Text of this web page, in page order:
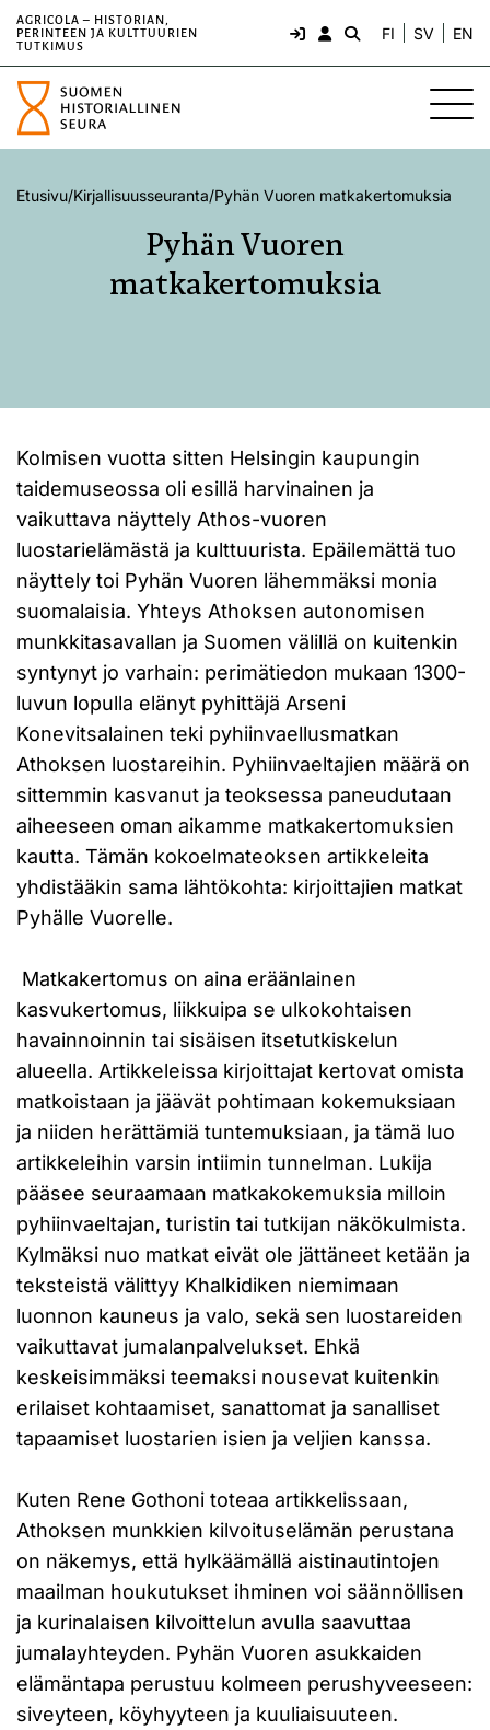
AGRICOLA – HISTORIAN,
PERINTEEN JA KULTTUURIEN
TUTKIMUS
FI SV EN
Etusivu/Kirjallisuusseuranta/Pyhän Vuoren matkakertomuksia
Pyhän Vuoren
matkakertomuksia
Kolmisen vuotta sitten Helsingin kaupungin
taidemuseossa oli esillä harvinainen ja
vaikuttava näyttely Athos-vuoren
luostarielämästä ja kulttuurista. Epäilemättä tuo
näyttely toi Pyhän Vuoren lähemmäksi monia
suomalaisia. Yhteys Athoksen autonomisen
munkkitasavallan ja Suomen välillä on kuitenkin
syntynyt jo varhain: perimätiedon mukaan 1300-
luvun lopulla elänyt pyhittäjä Arseni
Konevitsalainen teki pyhiinvaellusmatkan
Athoksen luostareihin. Pyhiinvaeltajien määrä on
sittemmin kasvanut ja teoksessa paneudutaan
aiheeseen oman aikamme matkakertomuksien
kautta. Tämän kokoelmateoksen artikkeleita
yhdistääkin sama lähtökohta: kirjoittajien matkat
Pyhälle Vuorelle.
Matkakertomus on aina eräänlainen
kasvukertomus, liikkuipa se ulkokohtaisen
havainnoinnin tai sisäisen itsetutkiskelun
alueella. Artikkeleissa kirjoittajat kertovat omista
matkoistaan ja jäävät pohtimaan kokemuksiaan
ja niiden herättämiä tuntemuksiaan, ja tämä luo
artikkeleihin varsin intiimin tunnelman. Lukija
pääsee seuraamaan matkakokemuksia milloin
pyhiinvaeltajan, turistin tai tutkijan näkökulmista.
Kylmäksi nuo matkat eivät ole jättäneet ketään ja
teksteistä välittyy Khalkidiken niemimaan
luonnon kauneus ja valo, sekä sen luostareiden
vaikuttavat jumalanpalvelukset. Ehkä
keskeisimmäksi teemaksi nousevat kuitenkin
erilaiset kohtaamiset, sanattomat ja sanalliset
tapaamiset luostarien isien ja veljien kanssa.
Kuten Rene Gothoni toteaa artikkelissaan,
Athoksen munkkien kilvoituselämän perustana
on näkemys, että hylkäämällä aistinautintojen
maailman houkutukset ihminen voi säännöllisen
ja kurinalaisen kilvoittelun avulla saavuttaa
jumalayhteyden. Pyhän Vuoren asukkaiden
elämäntapa perustuu kolmeen perushyveeseen:
siveyteen, köyhyyteen ja kuuliaisuuteen.